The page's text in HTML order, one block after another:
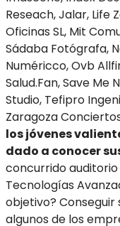
Reseach, Jalar, Life
Oficinas SL, Mit
Sádaba Fotógrafa,
Numéricco, Ovb
Salud.Fan, Save Me
Studio, Tefipro
Zaragoza
los jóvenes
dado a conocer
concurrido
Tecnologías
objetivo?
algunos de los